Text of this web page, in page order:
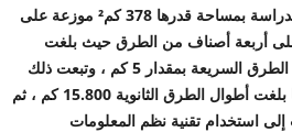
تبرز منطقة الدراسة بمساحة قدرها 378 كم² موزعة على
على أربعة أصناف من الطرق حيث بلغت
مجموع أطوالها 123.65 كم صنفت أطوال الطرق السريعة بمقدار 5 كم ، وتبعت ذلك
أطوال الطرق الرئيسة بواقع 33 كم ، فيما بلغت أطوال الطرق الثانوية 15.800 كم ، ثم
استخدام تقنية نظم المعلومات